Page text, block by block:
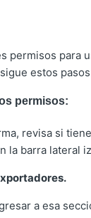
permisos para
estos
permisos:
revisa si
la barra lateral
a esa